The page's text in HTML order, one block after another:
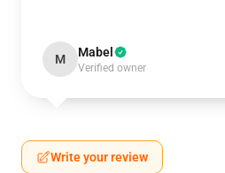
M Mabel
Verified owner
Write your review